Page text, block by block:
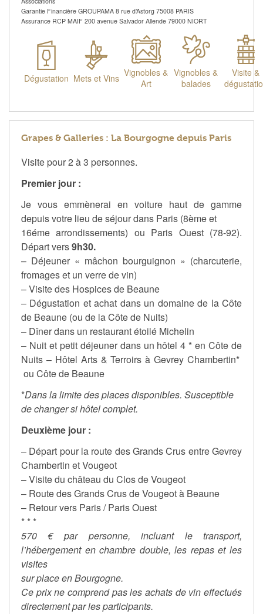
Garantie Financière GROUPAMA 8 rue d’Astorg 75008 PARIS
Assurance RCP MAIF 200 avenue Salvador Allende 79000 NIORT
Dégustation Mets et Vins Vignobles &
Art
Vignobles &
balades
Visite &
Grapes & Galleries : La Bourgogne depuis Paris
Visite pour 2 à 3 personnes.
Premier jour :
Je vous emmènerai en voiture haut de gamme
depuis votre lieu de séjour dans Paris (8ème et
16éme arrondissements) ou Paris Ouest (78-92).
Départ vers9h30.
– Déjeuner « mâchon bourguignon » (charcuterie,
fromages et un verre de vin)
– Visite des Hospices de Beaune
– Dégustation et achat dans un domaine de la Côte
de Beaune (ou de la Côte de Nuits)
– Dîner dans un restaurant étoilé Michelin
– Nuit et petit déjeuner dans un hôtel 4 * en Côte de
Nuits – Hôtel Arts & Terroirs à Gevrey Chambertin*
ou Côte de Beaune
*Dans la limite des places disponibles. Susceptible
de changer si hôtel complet.
Deuxième jour :
– Départ pour la route des Grands Crus entre Gevrey
Chambertin et Vougeot
– Visite du château du Clos de Vougeot
– Route des Grands Crus de Vougeot à Beaune
– Retour vers Paris / Paris Ouest
* * *
570 € par personne, incluant le transport,
l’hébergement en chambre double, les repas et les
visites
sur place en Bourgogne.
Ce prix ne comprend pas les achats de vin effectués
directement par les participants.